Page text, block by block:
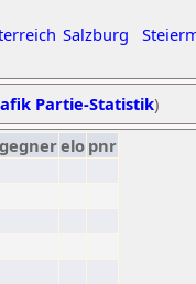
Salzburg
Partie-Statistik)
gegnerelo pnr